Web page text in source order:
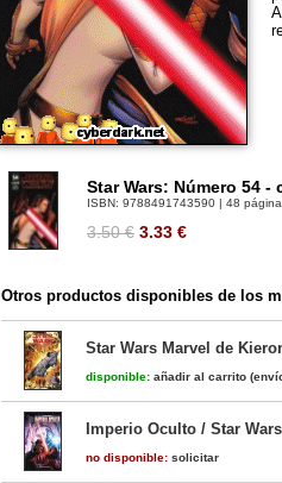
Star Wars: Número 54 -
ISBN: 9788491743590 | 48
3.50 € 3.33 €
Otros productos disponibles de los
Star Wars Marvel de
disponible: añadir al carrito
Imperio Oculto / Star
no disponible: solicitar